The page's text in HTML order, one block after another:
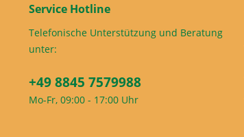
Service Hotline
Telefonische Unterstützung und Beratung
unter:
+49 8845 7579988
Mo-Fr, 09:00 - 17:00 Uhr